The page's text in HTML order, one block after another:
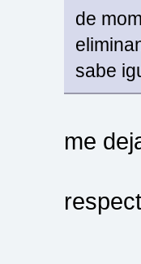
de
sabe
me